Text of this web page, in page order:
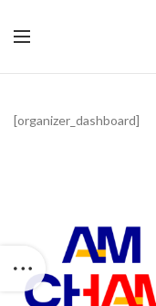
[organizer_dashboard]